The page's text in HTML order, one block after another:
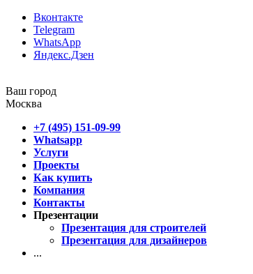
Вконтакте
Telegram
WhatsApp
Яндекс.Дзен
Ваш город
Москва
+7 (495) 151-09-99
Whatsapp
Услуги
Проекты
Как купить
Компания
Контакты
Презентации
Презентация для строителей
Презентация для дизайнеров
...